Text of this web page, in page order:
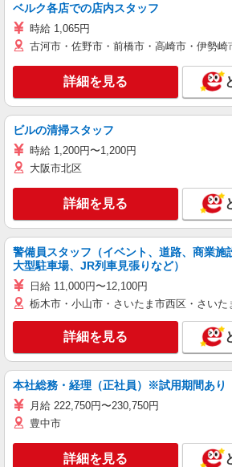
ベルク各店での店内スタッフ
時給 1,065円
古河市・佐野市・前橋市・高崎市・伊勢
詳細を見る
ビルの清掃スタッフ
時給 1,200円〜1,200円
大阪市北区
詳細を見る
警備員スタッフ（イベント、道路、商業施
大型駐車場、JR列車見張りなど）
日給 11,000円〜12,100円
栃木市・小山市・さいたま市西区・さい
詳細を見る
本社総務・経理（正社員）※試用期間あり
月給 222,750円〜230,750円
豊中市
詳細を見る